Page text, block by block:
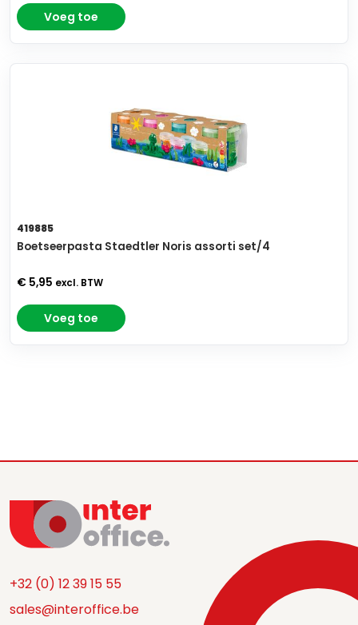
Voeg toe
419885
Boetseerpasta Staedtler Noris assorti set/4
€ 5,95 excl. BTW
Voeg toe
+32 (0) 12 39 15 55
sales@interoffice.be